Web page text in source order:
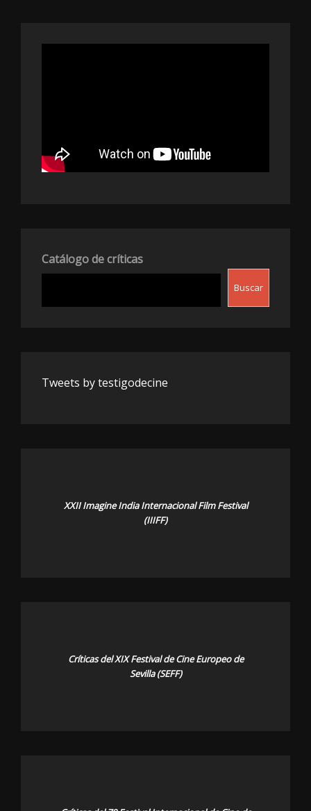
Catálogo de críticas
Buscar
Tweets by testigodecine
XXII Imagine India Internacional Film Festival
(IIIFF)
Críticas del XIX Festival de Cine Europeo de
Sevilla (SEFF)